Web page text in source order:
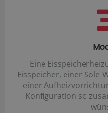
Eine
Eisspeicher, einer Sole-
einer
Konfiguration so